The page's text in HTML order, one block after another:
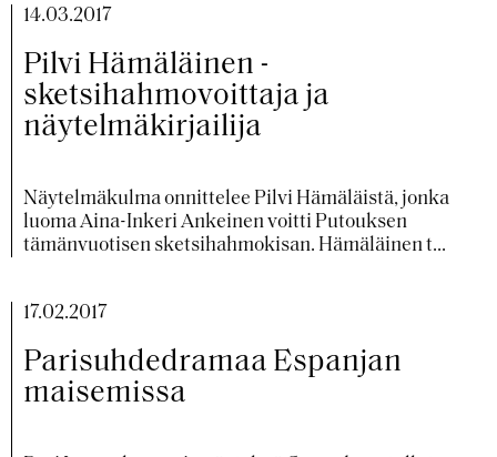
14.03.2017
Pilvi Hämäläinen -
sketsihahmovoittaja ja
näytelmäkirjailija
Näytelmäkulma onnittelee Pilvi Hämäläistä, jonka
luoma Aina-Inkeri Ankeinen voitti Putouksen
tämänvuotisen sketsihahmokisan. Hämäläinen t...
17.02.2017
Parisuhdedramaa Espanjan
maisemissa